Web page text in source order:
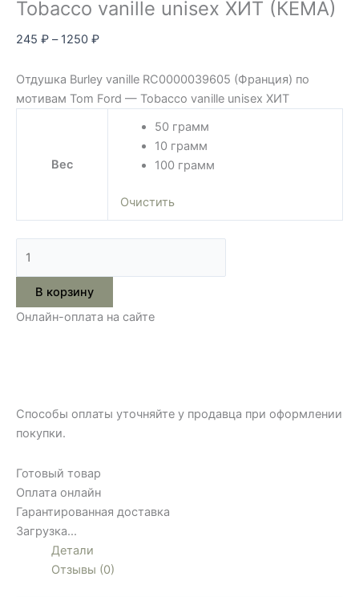
Tobacco vanille unisex ХИТ (КЕМА)
245 ₽ – 1250 ₽
Отдушка Burley vanille RC0000039605 (Франция) по
мотивам Tom Ford — Tobacco vanille unisex ХИТ
Вес
50 грамм
10 грамм
100 грамм
Очистить
В корзину
Онлайн-оплата на сайте
Способы оплаты уточняйте у продавца при оформлении
покупки.
Готовый товар
Оплата онлайн
Гарантированная доставка
Загрузка...
Детали
Отзывы (0)